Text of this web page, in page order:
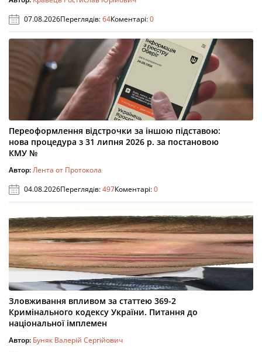
07.08.2026Переглядів:64Коментарі:0
Переоформлення відстрочки за іншою підставою:
нова процедура з 31 липня 2026 р. за постановою
КМУ №
Автор:Лента от Протокола
04.08.2026Переглядів:497Коментарі:0
Зловживання впливом за статтею 369-2
Кримінального кодексу України. Питання до
національної імплемен
Автор: Буняк Валерій Сергійович